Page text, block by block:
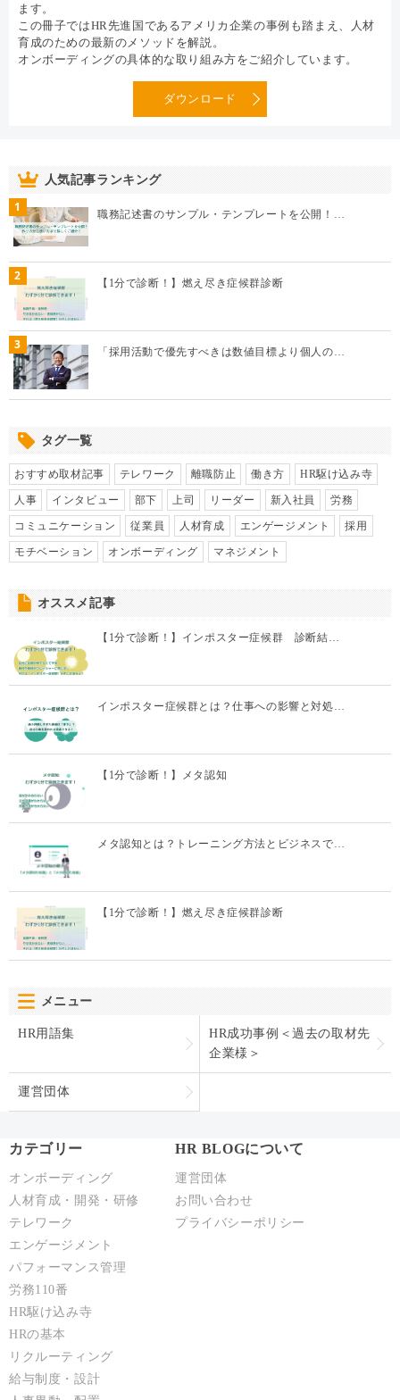
ます。
この冊子ではHR先進国であるアメリカ企業の事例も踏まえ、人材
育成のための最新のメソッドを解説。
オンボーディングの具体的な取り組み方をご紹介しています。
ダウンロード
人気記事ランキング
1 職務記述書のサンプル・テンプレートを公開！…
2 【1分で診断！】燃え尽き症候群診断
3 「採用活動で優先すべきは数値目標より個人の…
タグ一覧
おすすめ取材記事 テレワーク 離職防止 働き方 HR駆け込み寺
人事 インタビュー 部下 上司 リーダー 新入社員 労務
コミュニケーション 従業員 人材育成 エンゲージメント 採用
モチベーション オンボーディング マネジメント
オススメ記事
【1分で診断！】インポスター症候群 診断結…
インポスター症候群とは？仕事への影響と対処…
【1分で診断！】メタ認知
メタ認知とは？トレーニング方法とビジネスで…
【1分で診断！】燃え尽き症候群診断
メニュー
HR用語集
HR成功事例＜過去の取材先
企業様＞
運営団体
カテゴリー
オンボーディング
人材育成・開発・研修
テレワーク
エンゲージメント
パフォーマンス管理
労務110番
HR駆け込み寺
HRの基本
リクルーティング
給与制度・設計
HR BLOGについて
運営団体
お問い合わせ
プライバシーポリシー